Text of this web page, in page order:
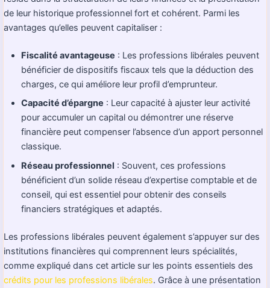
de leur historique professionnel fort et cohérent. Parmi les
avantages qu’elles peuvent capitaliser :
Fiscalité avantageuse : Les professions libérales peuvent
bénéficier de dispositifs fiscaux tels que la déduction des
charges, ce qui améliore leur profil d’emprunteur.
Capacité d’épargne : Leur capacité à ajuster leur activité
pour accumuler un capital ou démontrer une réserve
financière peut compenser l’absence d’un apport personnel
classique.
Réseau professionnel : Souvent, ces professions
bénéficient d’un solide réseau d’expertise comptable et de
conseil, qui est essentiel pour obtenir des conseils
financiers stratégiques et adaptés.
Les professions libérales peuvent également s’appuyer sur des
institutions financières qui comprennent leurs spécialités,
comme expliqué dans cet article sur les points essentiels des
crédits pour les professions libérales. Grâce à une présentation